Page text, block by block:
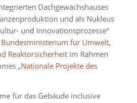
Dachgewächshauses
und als Nukleus
und Innovationsprozesse“
Bundesministerium für Umwelt,
Reaktorsicherheitim Rahmen
„Nationale Projekte des
für das Gebäude inclusive